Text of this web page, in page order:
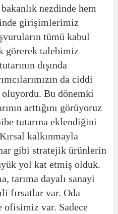
nezdinde hem
girişimlerimiz
tümü kabul
görerek talebimiz
dışında
da ciddi
Bu dönemki
arttığını görüyoruz
tutarına eklendiğini
kalkınmayla
gibi stratejik ürünlerin
yol kat etmiş olduk.
tarıma dayalı sanayi
fırsatlar var. Oda
ofisimiz var. Sadece